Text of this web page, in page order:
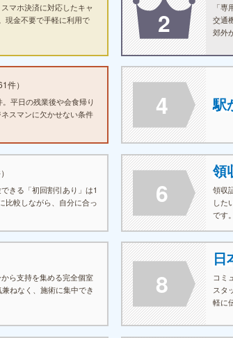
マホ決済に対応したキャ
現金不要で手軽に利用で
2
「
交通
郊外
く
気に
にお
件）
平日の残業後や会食帰り
スマンに欠かせない条件
4 駅
きる「初回割引あり」は1
比較しながら、自分に合っ
6
領
領収
した
です。
ら支持を集める完全個室
ねなく、施術に集中でき
8
日
コミ
スタ
軽に